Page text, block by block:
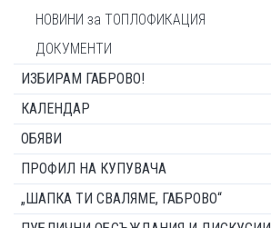
НОВИНИ за ТОПЛОФИКАЦИЯ
ДОКУМЕНТИ
ИЗБИРАМ ГАБРОВО!
КАЛЕНДАР
ОБЯВИ
ПРОФИЛ НА КУПУВАЧА
„ШАПКА ТИ СВАЛЯМЕ, ГАБРОВО“